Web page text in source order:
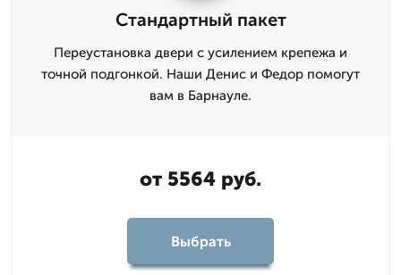
Стандартный пакет
Переустановка двери с усилением крепежа и
точной подгонкой. Наши Денис и Федор помогут
вам в Барнауле.
от 5564 руб.
Выбрать